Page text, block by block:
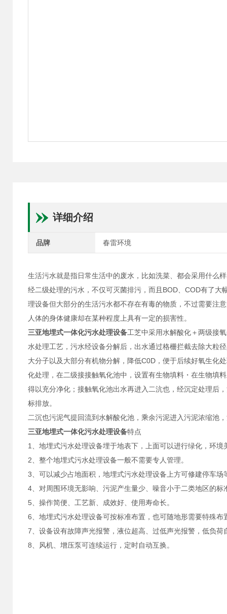
详细介绍
品牌 春雷环境
生活污水就是指日常生活中的废水，比如洗菜、都会采用什么
经二级处理的污水，不仅可灭菌排污，而且BOD、COD有了
理设备但大部分的生活污水都不存在有毒的物质，不过需要注
人体的身体健康却在某种程度上具有一定的损害性。
三亚地埋式一体化污水处理设备工芝中采用水解酸化＋两级接
水处理工艺，污水经设备分解后，出水通过格栅拦截去除大粒
大分子以及大部分有机物分解，降低C0D，便于后续好氧生化
化处理，在二级接接触氧化池中，设置有生物填料・在生物填
得以充分净化；接触氧化池出水再进入二沆也，经沉定处理后
标排放。
二沉也污泥气提回流到水解酸化池，乘余污泥进入污泥浓缩池
三亚地埋式一体化污水处理设备特点
1、地埋式污水处理设备埋于地表下，上面可以进行绿化，环境
2、整个地埋式污水处理设备一般不需要专人管理。
3、可以减少占地面积，地埋式污水处理设备上方可修建停车场
4、对周围环境无影响、污泥产生量少、噪音小于二类地区的标
5、操作简便、工艺新、成效好、使用寿命长。
6、地埋式污水处理设备可按标准布置，也可随地形需要特殊布
7、设备设有故障声光报警，液位超高、过低声光报警，低负
8、风机、增压泵可连续运行，定时自动互换。